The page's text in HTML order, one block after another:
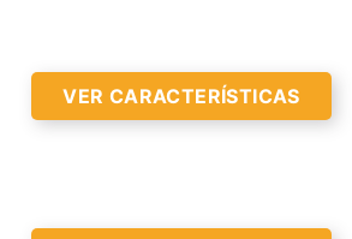
CARACTERÍSTICAS >
VER CARACTERÍSTICAS